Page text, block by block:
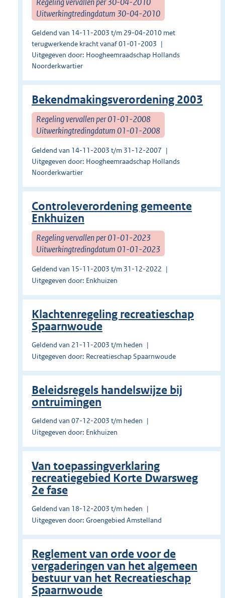
Uitwerkingtredingdatum 30-04-2010
Geldend van 14-11-2003 t/m 29-04-2010 met
terugwerkende kracht vanaf 01-01-2003
Uitgegeven door: Hoogheemraadschap Hollands
Noorderkwartier
Bekendmakingsverordening 2003
Regeling vervallen per 01-01-2008
Uitwerkingtredingdatum 01-01-2008
Geldend van 14-11-2003 t/m 31-12-2007
Uitgegeven door: Hoogheemraadschap Hollands
Noorderkwartier
Controleverordening gemeente
Enkhuizen
Regeling vervallen per 01-01-2023
Uitwerkingtredingdatum 01-01-2023
Geldend van 15-11-2003 t/m 31-12-2022
Uitgegeven door: Enkhuizen
Klachtenregeling recreatieschap
Spaarnwoude
Geldend van 21-11-2003 t/m heden
Uitgegeven door: Recreatieschap Spaarnwoude
Beleidsregels handelswijze bij
ontruimingen
Geldend van 07-12-2003 t/m heden
Uitgegeven door: Enkhuizen
Van toepassingverklaring
recreatiegebied Korte Dwarsweg
2e fase
Geldend van 18-12-2003 t/m heden
Uitgegeven door: Groengebied Amstelland
Reglement van orde voor de
vergaderingen van het algemeen
bestuur van het Recreatieschap
Spaarnwoude